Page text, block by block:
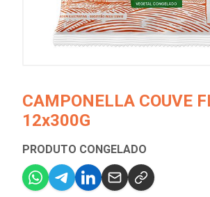
CAMPONELLA COUVE
12x300G
PRODUTO CONGELADO